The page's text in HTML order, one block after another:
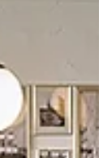
interessiert:
des